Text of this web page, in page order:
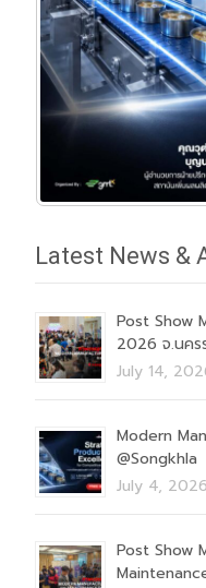
Latest News &
Post Show
2026 จ.นคร
July 14,
Modern
@Songkhla
July 4, 2026
Post Show